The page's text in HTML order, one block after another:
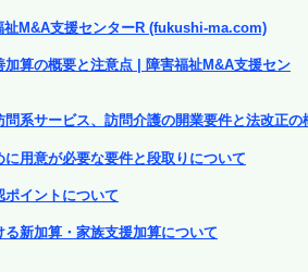
祉M&A支援センターR (fukushi-ma.com)
算の概要と注意点 | 障害福祉M&A支援セン
問系サービス、訪問介護の開業要件と法改正の
用意が必要な要件と段取りについて
イントについて
新加算・家族支援加算について